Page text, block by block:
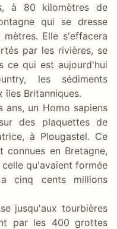
à 80 kilomètres de
qui se dresse
Elle s'effacera
par les rivières, se
ce qui est aujourd'hui
les sédiments
îles Britanniques.
un Homo sapiens
des plaquettes de
à Plougastel. Ce
en Bretagne,
qu'avaient formée
cinq cents millions
jusqu'aux tourbières
par les 400 grottes